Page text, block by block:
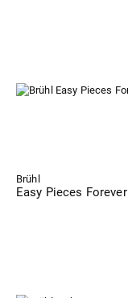
Brühl
Easy Pieces Forever